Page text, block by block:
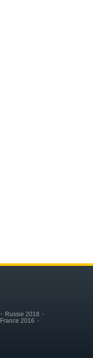
Russie 2018
France 2016